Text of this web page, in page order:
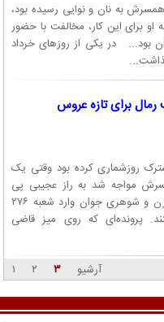
به نان و نوایی رسیده بود،
او برای این کار، مخالفت با حضور
بود... در یکی از روزهای خرداد
برای تازه عروس
روزشماری کرده بود وقتی یک
مواجه شد به راز عجیبی پی
برد.ساعات پایانی کار دادگاه خانواده بود که زن و شوهری جوان وارد شعبه ۲۷۶
پرونده‌ای که روی میز قاضی
۱
۲ ۳ آرشیو